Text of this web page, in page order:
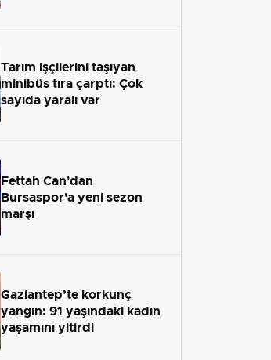
Tarım işçilerini taşıyan
minibüs tıra çarptı: Çok
sayıda yaralı var
Fettah Can'dan
Bursaspor'a yeni sezon
marşı
Gaziantep’te korkunç
yangın: 91 yaşındaki kadın
yaşamını yitirdi